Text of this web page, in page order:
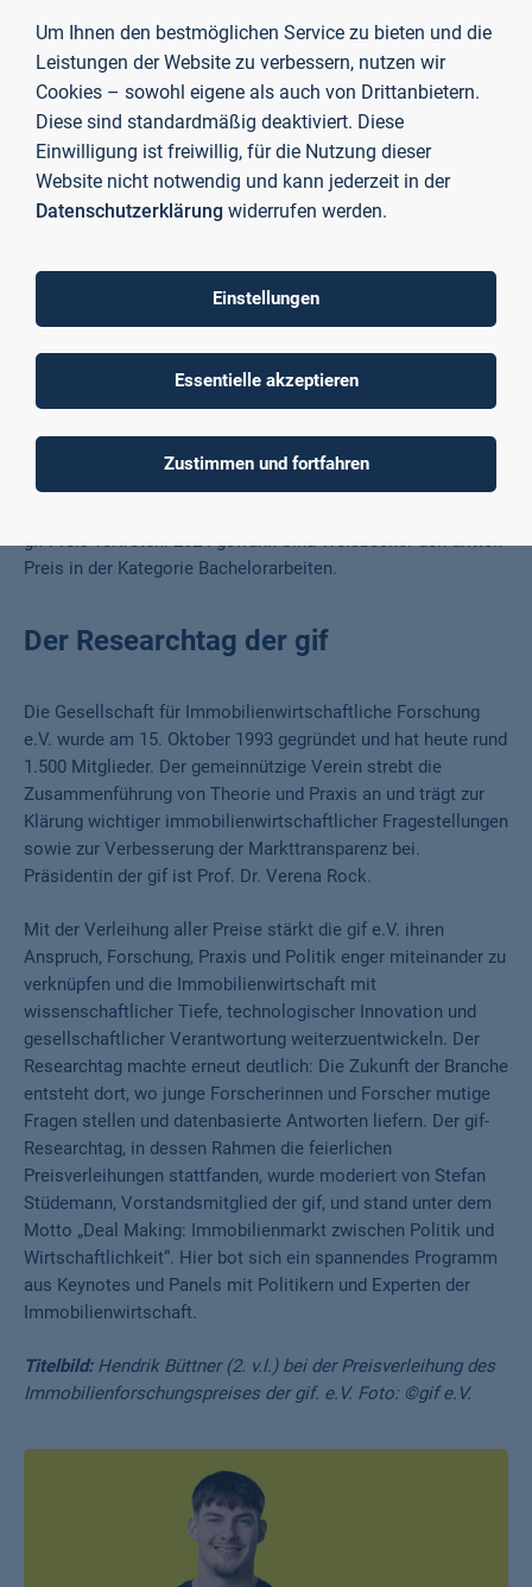
datenbasierter Analyse, Nachhaltigkeitsforschung
und immobilienökonomischer Perspektive hat mich
motiviert, dieses Thema wissenschaftlich vertieft
zu bearbeiten.“
Hendrik Büttner
Der Erfolg unterstreicht die hohe Qualität der Lehre und
Forschung im Bereichdigitales Immobilienmanagement
an der TH Aschaffenburg und zeigt erneut, dass die
Hochschule ihre Studierenden sehr gut auf die
wissenschaftlichen und technologischen Zukunftsfragen der
Branche vorbereitet.
gif-Preis vertreten: 2024 gewann Sina Weisbecker den dritten
Preis in der Kategorie Bachelorarbeiten.
Der Researchtag der gif
Die Gesellschaft für Immobilienwirtschaftliche Forschung
e.V. wurde am 15. Oktober 1993 gegründet und hat heute rund
1.500 Mitglieder. Der gemeinnützige Verein strebt die
Zusammenführung von Theorie und Praxis an und trägt zur
Klärung wichtiger immobilienwirtschaftlicher Fragestellungen
sowie zur Verbesserung der Markttransparenz bei.
Präsidentin der gif ist Prof. Dr. Verena Rock.
Mit der Verleihung aller Preise stärkt die gif e.V. ihren
Anspruch, Forschung, Praxis und Politik enger miteinander zu
verknüpfen und die Immobilienwirtschaft mit
wissenschaftlicher Tiefe, technologischer Innovation und
gesellschaftlicher Verantwortung weiterzuentwickeln. Der
Researchtag machte erneut deutlich: Die Zukunft der Branche
entsteht dort, wo junge Forscherinnen und Forscher mutige
Fragen stellen und datenbasierte Antworten liefern. Der gif-
Researchtag, in dessen Rahmen die feierlichen
Preisverleihungen stattfanden, wurde moderiert von Stefan
Stüdemann, Vorstandsmitglied der gif, und stand unter dem
Motto „Deal Making: Immobilienmarkt zwischen Politik und
Wirtschaftlichkeit“. Hier bot sich ein spannendes Programm
aus Keynotes und Panels mit Politikern und Experten der
Immobilienwirtschaft.
Titelbild:Hendrik Büttner (2. v.l.) bei der Preisverleihung des
Immobilienforschungspreises der gif. e.V. Foto: ©gif e.V.
Um Ihnen den bestmöglichen Service zu bieten und die
Leistungen der Website zu verbessern, nutzen wir
Cookies – sowohl eigene als auch von Drittanbietern.
Diese sind standardmäßig deaktiviert. Diese
Einwilligung ist freiwillig, für die Nutzung dieser
Website nicht notwendig und kann jederzeit in der
Datenschutzerklärung widerrufen werden.
Einstellungen
Essentielle akzeptieren
Zustimmen und fortfahren